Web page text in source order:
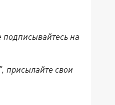
подписывайтесь на
присылайте свои